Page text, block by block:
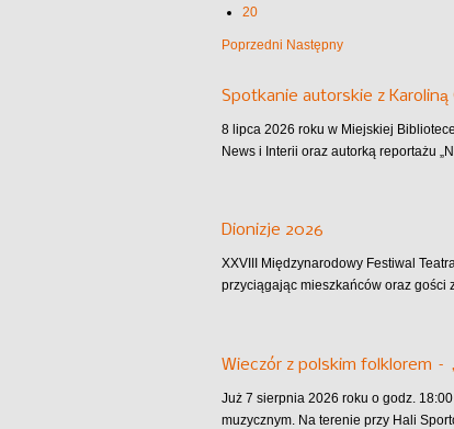
20
Poprzedni Następny
Spotkanie autorskie z Karoliną
8 lipca 2026 roku w Miejskiej
News i Interii oraz autorką reportażu
Dionizje 2026
XXVIII Międzynarodowy Festiwal
przyciągając mieszkańców oraz gości
Wieczór z polskim folklorem –
Już 7 sierpnia 2026 roku o godz.
muzycznym. Na terenie przy Hali